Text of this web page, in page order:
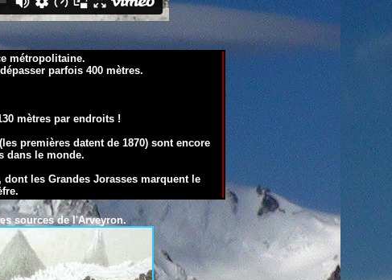
métropolitaine.
parfois 400 mètres.
mètres par endroits !
premières datent de 1870) sont encore
dans le monde.
dont les Grandes Jorasses marquent le
.
sources del'Arveyron.